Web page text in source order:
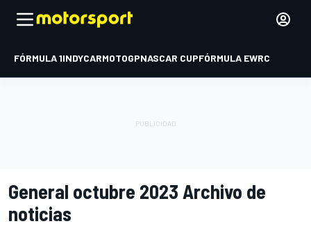
FÓRMULA 1INDYCARMOTOGPNASCAR CUPFÓRMULA EWRC
General octubre 2023 Archivo de
noticias